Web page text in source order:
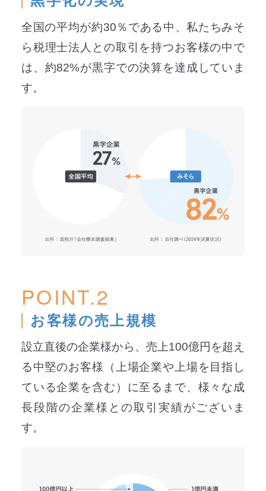
全国の平均が約30％である中、私たちみそ
ら税理士法人との取引を持つお客様の中で
は、約82%が黒字での決算を達成していま
す。
POINT.2
お客様の売上規模
設立直後の企業様から、売上100億円を超え
る中堅のお客様（上場企業や上場を目指し
ている企業を含む）に至るまで、様々な成
長段階の企業様との取引実績がございま
す。